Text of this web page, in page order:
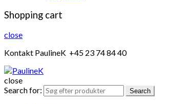
Shopping cart
close
Kontakt PaulineK +45 23 74 84 40
close
Search for:
Search